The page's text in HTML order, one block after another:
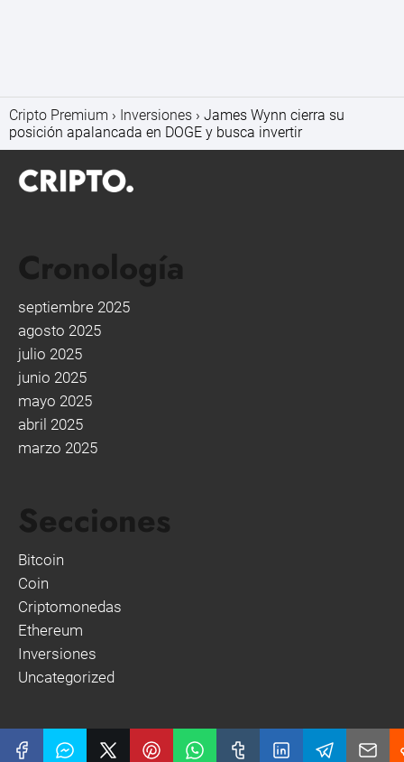
Cripto Premium Inversiones
James Wynn cierra su
posición apalancada en DOGE y busca invertir
Cronología
septiembre 2025
agosto 2025
julio 2025
junio 2025
mayo 2025
abril 2025
marzo 2025
Secciones
Bitcoin
Coin
Criptomonedas
Ethereum
Inversiones
Uncategorized